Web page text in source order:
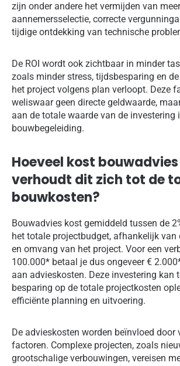
zijn onder andere het vermijden van
aannemersselectie, correcte
tijdige ontdekking van technische
De ROI wordt ook zichtbaar in minder
zoals minder stress, tijdsbesparing en
het project volgens plan verloopt. Deze
weliswaar geen directe geldwaarde,
aan de totale waarde van de investering
bouwbegeleiding.
Hoeveel kost bouwadvies
verhoudt dit zich tot de
bouwkosten?
Bouwadvies kost gemiddeld tussen de
het totale projectbudget, afhankelijk
en omvang van het project. Voor een
100.000* betaal je dus ongeveer €
aan advieskosten. Deze investering kan
besparing op de totale projectkosten
efficiënte planning en uitvoering.
De advieskosten worden beïnvloed door
factoren. Complexe projecten, zoals
grootschalige verbouwingen, vereisen